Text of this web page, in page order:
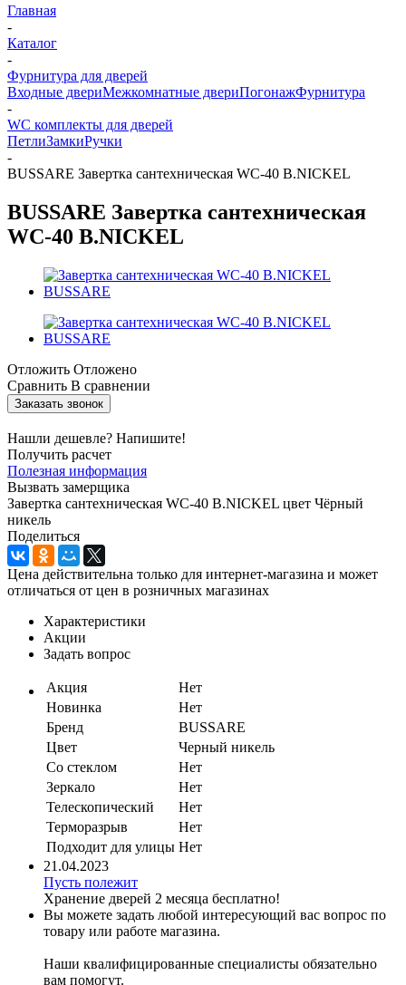
Главная
-
Каталог
-
Фурнитура для дверей
Входные двериМежкомнатные двериПогонажФурнитура
-
WC комплекты для дверей
ПетлиЗамкиРучки
-
BUSSARE Завертка сантехническая WC-40 B.NICKEL
BUSSARE Завертка сантехническая
WC-40 B.NICKEL
Отложить Отложено
Сравнить В сравнении
Заказать звонок
Нашли дешевле? Напишите!
Получить расчет
Полезная информация
Вызвать замерщика
Завертка сантехническая WC-40 B.NICKEL цвет Чёрный
никель
Поделиться
Цена действительна только для интернет-магазина и может
отличаться от цен в розничных магазинах
Характеристики
Акции
Задать вопрос
Акция
Нет
Новинка
Нет
Бренд
BUSSARE
Цвет
Черный никель
Со стеклом
Нет
Зеркало
Нет
Телескопический
Нет
Терморазрыв
Нет
Подходит для улицы Нет
21.04.2023
Пусть полежит
Хранение дверей 2 месяца бесплатно!
Вы можете задать любой интересующий вас вопрос по
товару или работе магазина.
Наши квалифицированные специалисты обязательно
вам помогут.